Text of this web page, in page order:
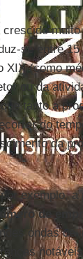
muito
se entre
XIX (como
ou da
tanto a
do
da
exemplo,
de
ondas de